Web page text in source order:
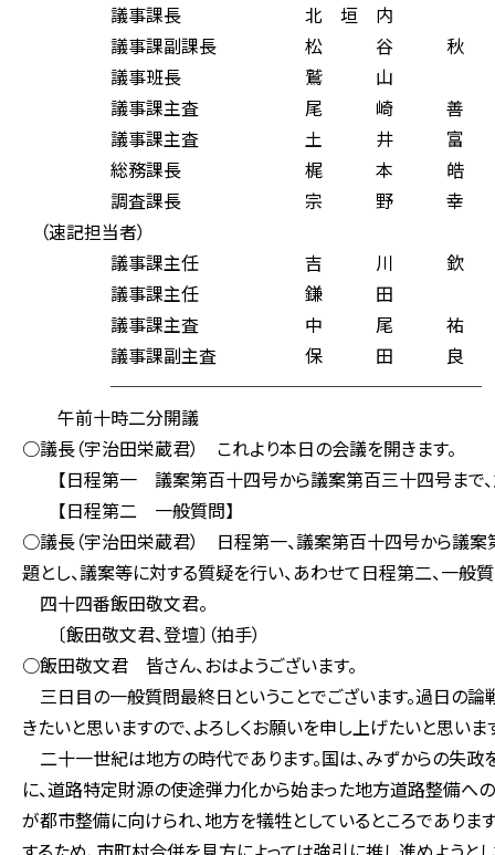
議事課長 北 垣 内
議事課副課長 松 谷 秋
議事班長 鷲 山
議事課主査 尾 崎 善
議事課主査 土 井 富
総務課長 梶 本 皓
調査課長 宗 野 幸
（速記担当者）
議事課主任 吉 川 欽
議事課主任 鎌 田
議事課主査 中 尾 祐
議事課副主査 保 田 良
─────────────────────
午前十時二分開議
○議長（宇治田栄蔵君） これより本日の会議を開きます。
【日程第一 議案第百十四号から議案第百三十四号まで、
【日程第二 一般質問】
○議長（宇治田栄蔵君） 日程第一、議案第百十四号から議
題とし、議案等に対する質疑を行い、あわせて日程第二、一般
四十四番飯田敬文君。
〔飯田敬文君、登壇〕（拍手）
○飯田敬文君 皆さん、おはようございます。
三日目の一般質問最終日ということでございます。過日の
きたいと思いますので、よろしくお願いを申し上げたいと思い
二十一世紀は地方の時代であります。国は、みずからの失政
に、道路特定財源の使途弾力化から始まった地方道路整備へ
が都市整備に向けられ、地方を犠牲としているところであり